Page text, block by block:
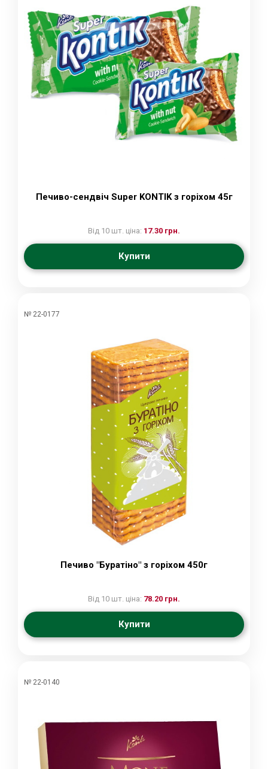
Печиво-сендвіч Super KONTIK з горіхом 45г
Від 10 шт. ціна: 17.30 грн.
Купити
№ 22-0177
Печиво "Буратіно" з горіхом 450г
Від 10 шт. ціна: 78.20 грн.
Купити
№ 22-0140